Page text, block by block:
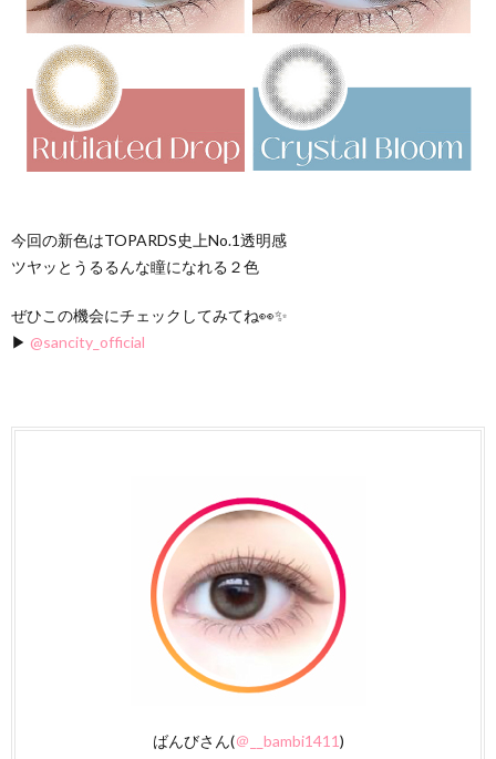
今回の新色はTOPARDS史上No.1透明感
ツヤッとうるるんな瞳になれる２色
ぜひこの機会にチェックしてみてね👀✨
▶︎ @sancity_official
ばんびさん(＠__bambi1411)